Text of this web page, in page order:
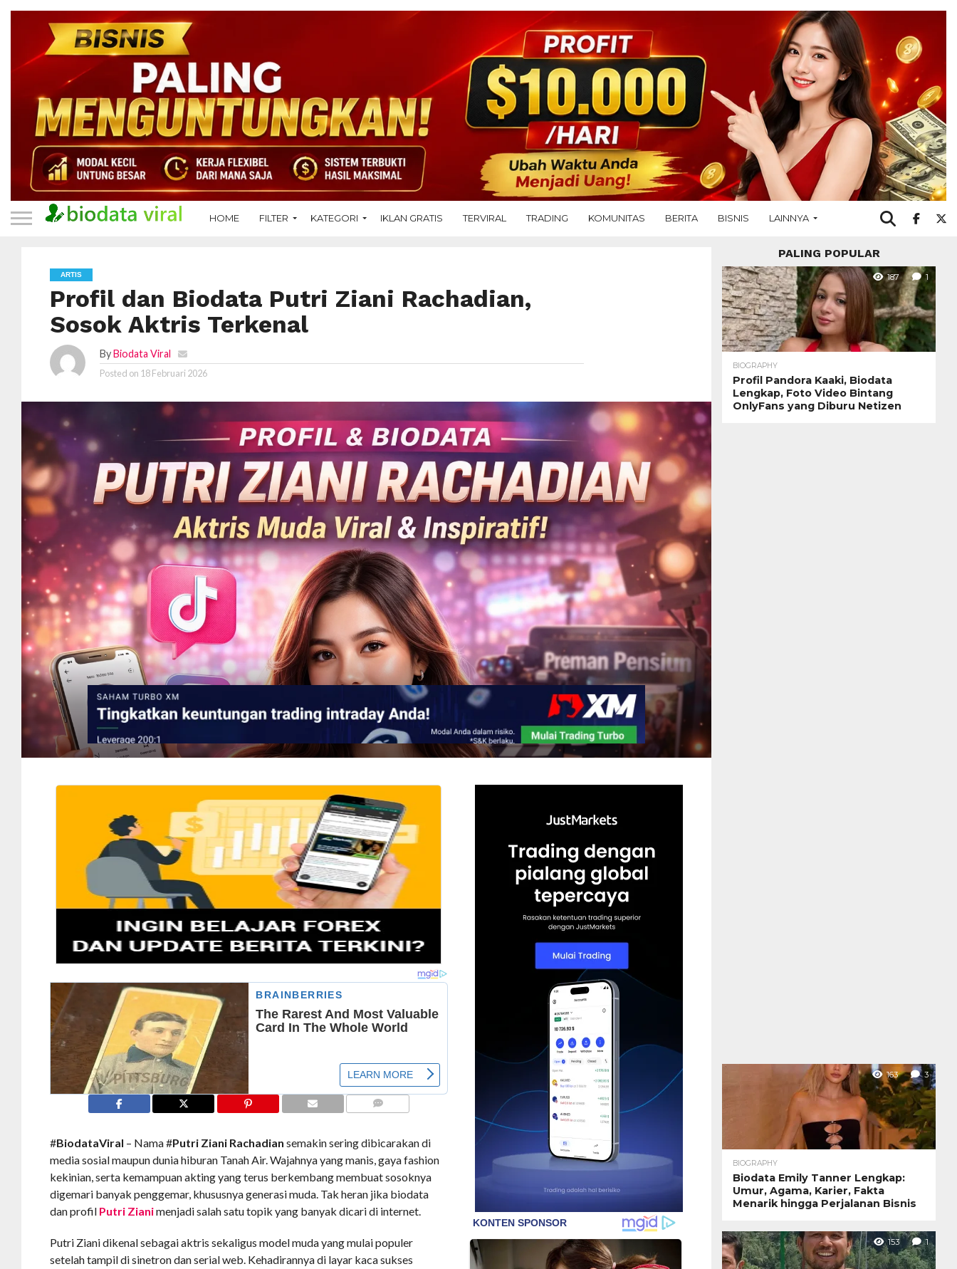
HOME FILTER KATEGORI IKLAN GRATIS TERVIRAL TRADING KOMUNITAS BERITA BISNIS LAINNYA
ARTIS
Profil dan Biodata Putri Ziani Rachadian,
Sosok Aktris Terkenal
By Biodata Viral
Posted on 18 Februari 2026
#BiodataViral – Nama #Putri Ziani Rachadian semakin sering dibicarakan di
media sosial maupun dunia hiburan Tanah Air. Wajahnya yang manis, gaya fashion
kekinian, serta kemampuan akting yang terus berkembang membuat sosoknya
digemari banyak penggemar, khususnya generasi muda. Tak heran jika biodata
dan profil Putri Zianimenjadi salah satu topik yang banyak dicari di internet.
Putri Ziani dikenal sebagai aktris sekaligus model muda yang mulai populer
setelah tampil di sinetron dan serial web. Kehadirannya di layar kaca sukses
PALING POPULAR
187 1
BIOGRAPHY
Profil Pandora Kaaki, Biodata
Lengkap, Foto Video Bintang
OnlyFans yang Diburu Netizen
163 3
BIOGRAPHY
Biodata Emily Tanner Lengkap:
Umur, Agama, Karier, Fakta
Menarik hingga Perjalanan Bisnis
153 1